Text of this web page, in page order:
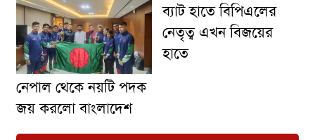
নেপাল থেকে নয়টি পদক
জয় করলো বাংলাদেশ
ব্যাট হাতে বিপিএলের
নেতৃত্ব এখন বিজয়ের
হাতে